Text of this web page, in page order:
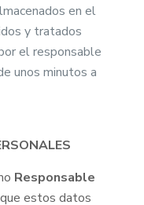
en el
y tratados
el responsable
unos minutos a
Responsable
estos datos